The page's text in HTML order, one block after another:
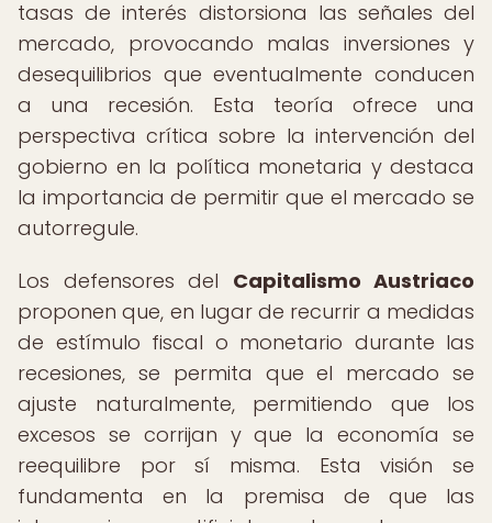
tasas de interés distorsiona las señales del
mercado, provocando malas inversiones y
desequilibrios que eventualmente conducen
a una recesión. Esta teoría ofrece una
perspectiva crítica sobre la intervención del
gobierno en la política monetaria y destaca
la importancia de permitir que el mercado se
autorregule.
Los defensores del Capitalismo Austriaco
proponen que, en lugar de recurrir a medidas
de estímulo fiscal o monetario durante las
recesiones, se permita que el mercado se
ajuste naturalmente, permitiendo que los
excesos se corrijan y que la economía se
reequilibre por sí misma. Esta visión se
fundamenta en la premisa de que las